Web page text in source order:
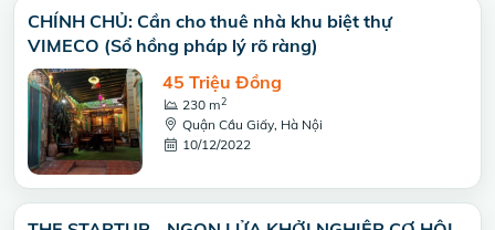
CHÍNH CHỦ: Cần cho thuê nhà khu biệt thự
VIMECO (Sổ hồng pháp lý rõ ràng)
45 Triệu Đồng
230 m2
Quận Cầu Giấy, Hà Nội
10/12/2022